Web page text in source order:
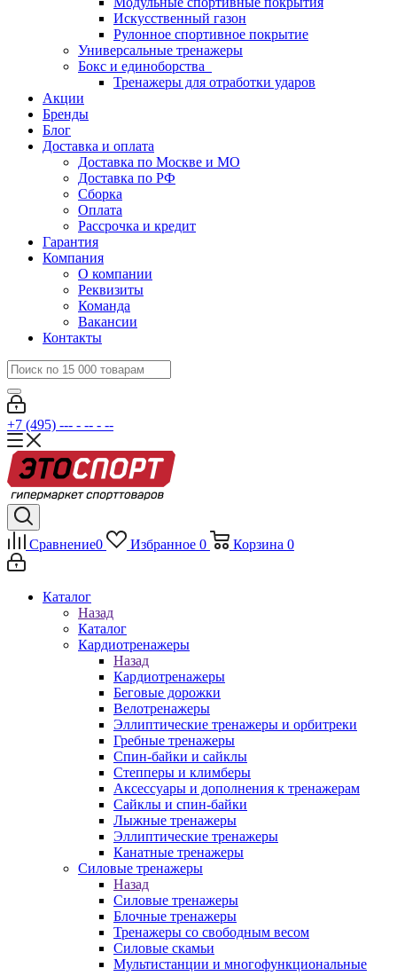
Искусственный газон
Рулонное спортивное покрытие
Универсальные тренажеры
Бокс и единоборства
Тренажеры для отработки ударов
Акции
Бренды
Блог
Доставка и оплата
Доставка по Москве и МО
Доставка по РФ
Сборка
Оплата
Рассрочка и кредит
Гарантия
Компания
О компании
Реквизиты
Команда
Вакансии
Контакты
+7 (495) --- - -- - --
Сравнение0 Избранное 0 Корзина 0
Каталог
Назад
Каталог
Кардиотренажеры
Назад
Кардиотренажеры
Беговые дорожки
Велотренажеры
Эллиптические тренажеры и орбитреки
Гребные тренажеры
Спин-байки и сайклы
Степперы и климберы
Аксессуары и дополнения к тренажерам
Сайклы и спин-байки
Лыжные тренажеры
Эллиптические тренажеры
Канатные тренажеры
Силовые тренажеры
Назад
Силовые тренажеры
Блочные тренажеры
Тренажеры со свободным весом
Силовые скамьи
Мультистанции и многофункциональные